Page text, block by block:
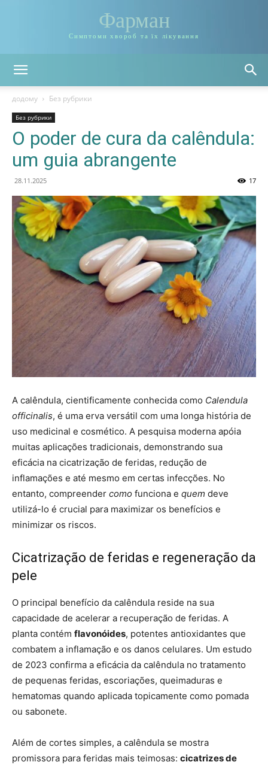
Фарман
Симптоми хвороб та їх лікування
додому Без рубрики
Без рубрики
O poder de cura da calêndula:
um guia abrangente
28.11.2025 17
A calêndula, cientificamente conhecida como Calendula
officinalis, é uma erva versátil com uma longa história de
uso medicinal e cosmético. A pesquisa moderna apóia
muitas aplicações tradicionais, demonstrando sua
eficácia na cicatrização de feridas, redução de
inflamações e até mesmo em certas infecções. No
entanto, compreender como funciona e quem deve
utilizá-lo é crucial para maximizar os benefícios e
minimizar os riscos.
Cicatrização de feridas e regeneração da
pele
O principal benefício da calêndula reside na sua
capacidade de acelerar a recuperação de feridas. A
planta contém flavonóides, potentes antioxidantes que
combatem a inflamação e os danos celulares. Um estudo
de 2023 confirma a eficácia da calêndula no tratamento
de pequenas feridas, escoriações, queimaduras e
hematomas quando aplicada topicamente como pomada
ou sabonete.
Além de cortes simples, a calêndula se mostra
promissora para feridas mais teimosas: cicatrizes de